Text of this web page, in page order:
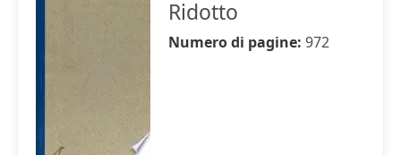
Ridotto
Numero di pagine: 972